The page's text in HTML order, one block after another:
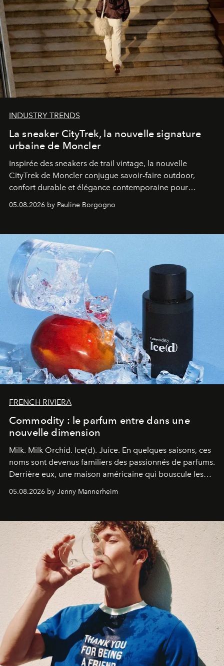
INDUSTRY TRENDS
La sneaker CityTrek, la nouvelle signature
urbaine de Moncler
Inspirée des sneakers de trail vintage, la nouvelle
CityTrek de Moncler conjugue savoir-faire outdoor,
confort durable et élégance contemporaine pour
accompagner les explorations du quotidien.
05.08.2026 by Pauline Borgogno
FRENCH RIVIERA
Commodity : le parfum entre dans une
nouvelle dimension
Milk. Milk Orchid. Ice(d). Juice. En quelques saisons, ces
noms sont devenus familiers des passionnés de parfums.
Derrière eux, une maison américaine qui bouscule les
codes de la parfumerie contemporaine en proposant
une approche aussi intuitive que personnelle :
05.08.2026 by Jenny Mannerheim